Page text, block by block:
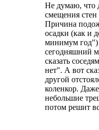
Не думаю, что
смещения стен
Причина
осадки (как и
минимум год")
сегодняшний
сказать
нет". А вот
другой
коленкор.
небольшие
потом решит